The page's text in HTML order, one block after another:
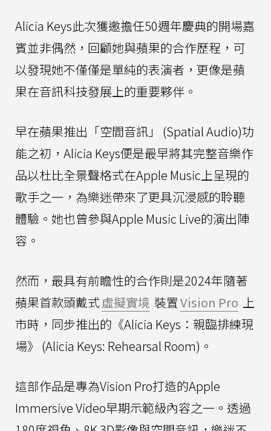
Alicia Keys此次獲邀擔任50週年慶典的開場嘉
賓並非偶然，回顧她與蘋果的合作歷程，可
以發現她不僅僅是單純的表演者，更像是蘋
果在音訊科技發展上的重要夥伴。
早在蘋果推出「空間音訊」 (Spatial Audio)功
能之初，Alicia Keys便是最早將其完整音樂作
品以杜比全景聲格式在Apple Music上呈現的
歌手之一，為樂迷帶來了更具沉浸感的聆聽
體驗。她也曾參與Apple Music Live的演出陣
容。
然而，最具有前瞻性的合作則是2024年隨著
蘋果首款頭戴式虛擬實境 裝置Vision Pro 上
市時，同步推出的《Alicia Keys：親臨排練現
場》 (Alicia Keys: Rehearsal Room)。
這部作品是專為Vision Pro打造的Apple
Immersive Video早期示範級內容之一。透過